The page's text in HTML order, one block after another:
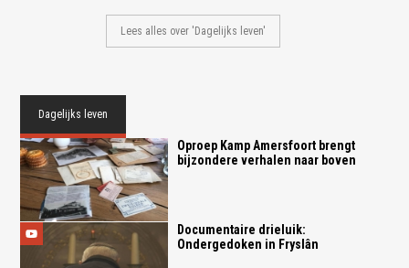
Lees alles over 'Dagelijks leven'
Dagelijks leven
Oproep Kamp Amersfoort brengt
bijzondere verhalen naar boven
Documentaire drieluik:
Ondergedoken in Fryslân